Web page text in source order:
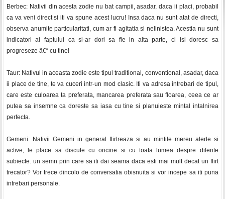
Berbec: Nativii din acesta zodie nu bat campii, asadar, daca ii placi, probabil
ca va veni direct si iti va spune acest lucru! Insa daca nu sunt atat de directi,
observa anumite particularitati, cum ar fi agitatia si nelinistea. Acestia nu sunt
indicatori ai faptului ca si-ar dori sa fie in alta parte, ci isi doresc sa
progreseze â€“ cu tine!
Taur: Nativul in aceasta zodie este tipul traditional, conventional, asadar, daca
ii place de tine, te va cuceri intr-un mod clasic. Iti va adresa intrebari de tipul,
care este culoarea ta preferata, mancarea preferata sau floarea, ceea ce ar
putea sa insemne ca doreste sa iasa cu tine si planuieste mintal intalnirea
perfecta.
Gemeni: Nativii Gemeni in general flirtreaza si au mintile mereu alerte si
active; le place sa discute cu oricine si cu toata lumea despre diferite
subiecte. un semn prin care sa iti dai seama daca esti mai mult decat un flirt
trecator? Vor trece dincolo de conversatia obisnuita si vor incepe sa iti puna
intrebari personale.